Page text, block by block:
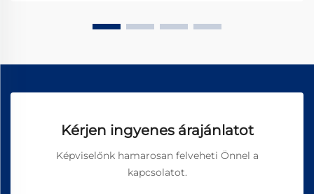
Kérjen ingyenes árajánlatot
Képviselőnk hamarosan felveheti Önnel a
kapcsolatot.